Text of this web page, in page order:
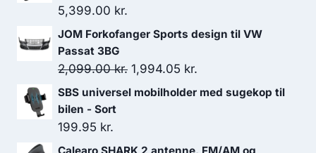
5,399.00 kr.
JOM Forkofanger Sports design til VW
Passat 3BG
2,099.00kr. Den
oprindelige
2,099.00 kr..
1,994.05 kr.
aktuelle
1,994.05 kr..
SBS universel mobilholder med sugekop til
bilen - Sort
199.95 kr.